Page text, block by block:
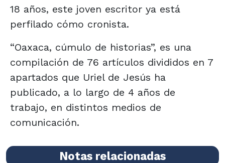
18 años, este joven escritor ya está
perfilado cómo cronista.
“Oaxaca, cúmulo de historias”, es una
compilación de 76 artículos divididos en 7
apartados que Uriel de Jesús ha
publicado, a lo largo de 4 años de
trabajo, en distintos medios de
comunicación.
Notas relacionadas